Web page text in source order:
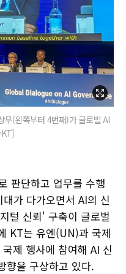
무(왼쪽부터 4번째)가 글로벌 AI
판단하고 업무를 수행
가 다가오면서 AI의 신
털 신뢰' 구축이 글로벌
KT는 유엔(UN)과 국제
제 행사에 참여해 AI 신
향을 구상하고 있다.